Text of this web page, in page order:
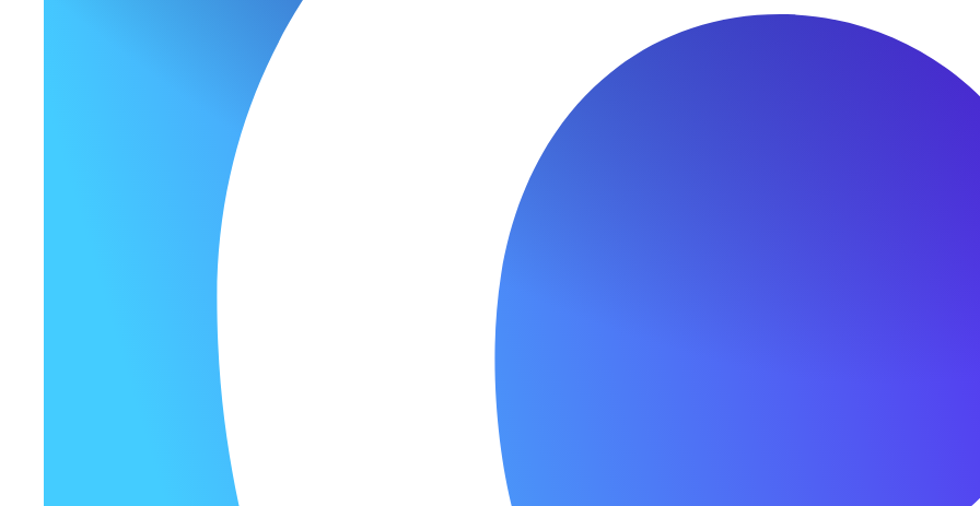
Путевой лист форма №4с (опасный груз)
Журнал контроля технического состояния при выпуске и возвращении автомобилей с линии
Политика конфиденциальности
Политика использования Cookie-файлов
Законодательная база